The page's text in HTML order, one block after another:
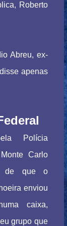
Roberto
Abreu, ex-
apenas
Polícia
Carlo
de que o
enviou
caixa,
grupo que